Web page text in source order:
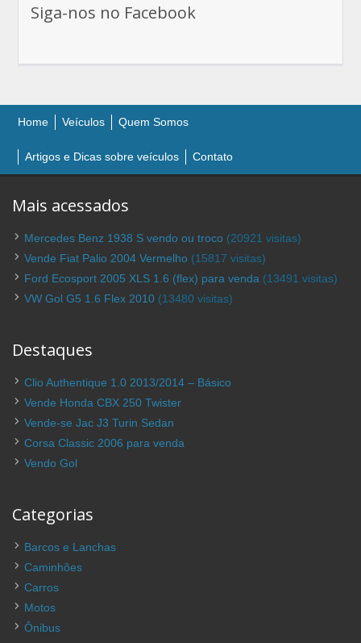
Siga-nos no Facebook
Home Veículos Quem Somos
Artigos e Dicas sobre veículos Contato
Mais acessados
Mercedes Benz 1938 S vendo ou troco (20921 visitas)
Vende Fiat Palio 2004 Vermelho (15817 visitas)
Ford Ecosport 2005 XLS 1.6 (flex) para venda (13491 visitas)
VW Gol G5 1.6 Flex 2010 (13480 visitas)
Destaques
Clio Authentique 1.0 2013/2014 – Básico
Vende Honda CBX 250 Twister
Vende-se Jac J3 Turin Sedan
Corsa Classic 2006 para venda
Vendo Gol
Categorias
Barcos e Lanchas
Caminhões
Carros
Motos
Ônibus